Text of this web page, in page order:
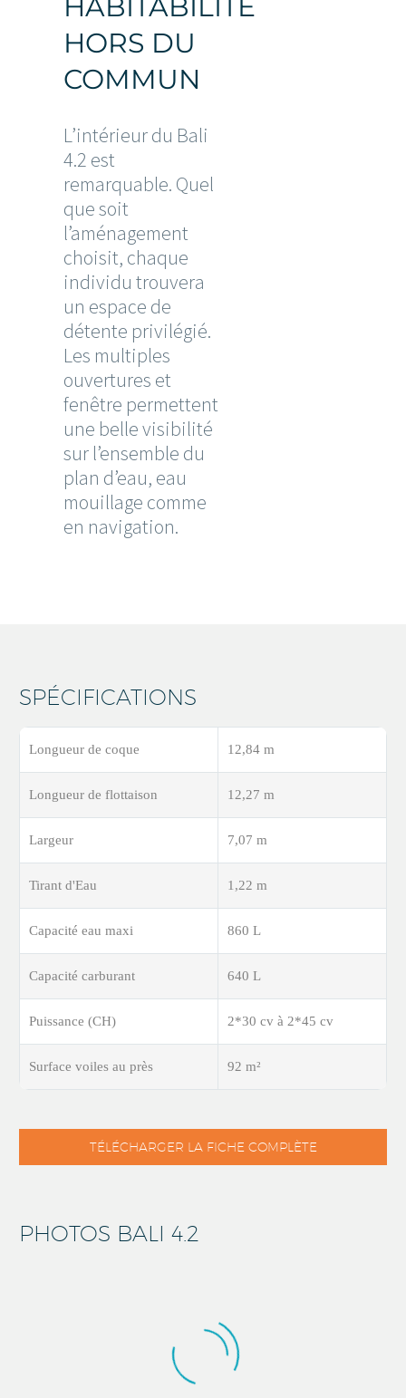
HORS DU
COMMUN
L’intérieur du Bali
4.2 est
remarquable. Quel
que soit
l’aménagement
choisit, chaque
individu trouvera
un espace de
détente privilégié.
Les multiples
ouvertures et
fenêtre permettent
une belle visibilité
sur l’ensemble du
plan d’eau, eau
mouillage comme
en navigation.
SPÉCIFICATIONS
Longueur de coque 12,84 m
Longueur de flottaison 12,27 m
Largeur 7,07 m
Tirant d'Eau 1,22 m
Capacité eau maxi 860 L
Capacité carburant 640 L
Puissance (CH) 2*30 cv à 2*45 cv
Surface voiles au près 92 m²
TÉLÉCHARGER LA FICHE COMPLÈTE
PHOTOS BALI 4.2